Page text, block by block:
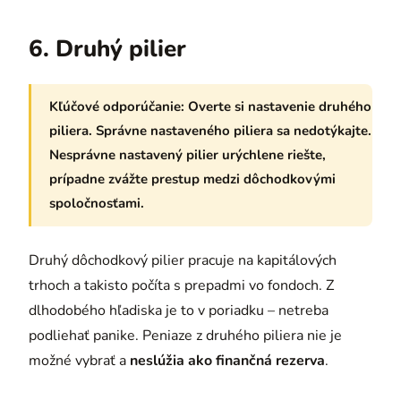
6. Druhý pilier
Kľúčové odporúčanie: Overte si nastavenie druhého
piliera. Správne nastaveného piliera sa nedotýkajte.
Nesprávne nastavený pilier urýchlene riešte,
prípadne zvážte prestup medzi dôchodkovými
spoločnosťami.
Druhý dôchodkový pilier pracuje na kapitálových
trhoch a takisto počíta s prepadmi vo fondoch. Z
dlhodobého hľadiska je to v poriadku – netreba
podliehať panike. Peniaze z druhého piliera nie je
možné vybrať a neslúžia ako finančná rezerva.